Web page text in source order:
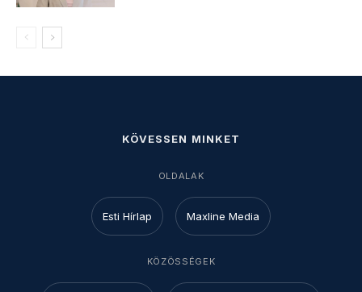
KÖVESSEN MINKET
OLDALAK
Esti Hírlap Maxline Media
KÖZÖSSÉGEK